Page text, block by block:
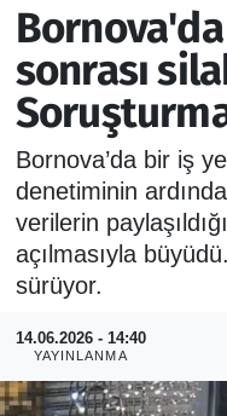
sonrası
Bornova’da bir iş
denetiminin
verilerin
açılmasıyla
sürüyor.
14.06.2026 - 14:40
YAYINLANMA
GENEL
EKONOMİ
SİYASET
SPOR
ASAYİŞ
RESMİ REKLAM
İzmir Trafik
Puan Durumu
Tüm Manşetler
Son Dakika
Haber Arşivi